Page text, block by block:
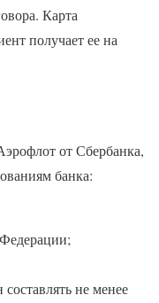
Карта
получает ее на
от Сбербанка,
банка:
не менее